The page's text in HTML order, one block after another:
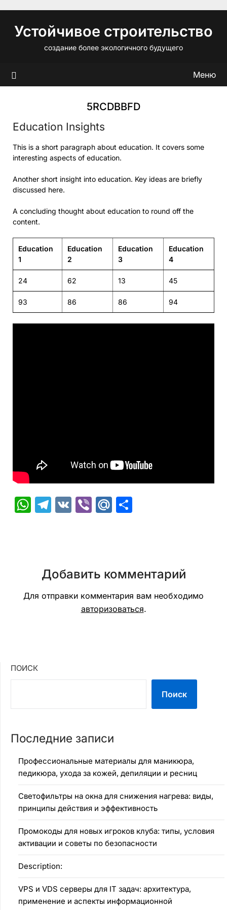
содержимому
Устойчивое строительство
создание более экологичного будущего
Меню
5RCDBBFD
Education Insights
This is a short paragraph about education. It covers some
interesting aspects of education.
Another short insight into education. Key ideas are briefly
discussed here.
A concluding thought about education to round off the
content.
Education
1
Education
2
Education
3
Education
4
24 62 13 45
93 86 86 94
WhatsApp
Telegram
VK ViberMail.Ru
Добавить комментарий
Для отправки комментария вам необходимо
авторизоваться.
ПОИСК
Поиск
Последние записи
Профессиональные материалы для маникюра,
педикюра, ухода за кожей, депиляции и ресниц
Светофильтры на окна для снижения нагрева: виды,
принципы действия и эффективность
Промокоды для новых игроков клуба: типы, условия
активации и советы по безопасности
Description:
VPS и VDS серверы для IT задач: архитектура,
применение и аспекты информационной